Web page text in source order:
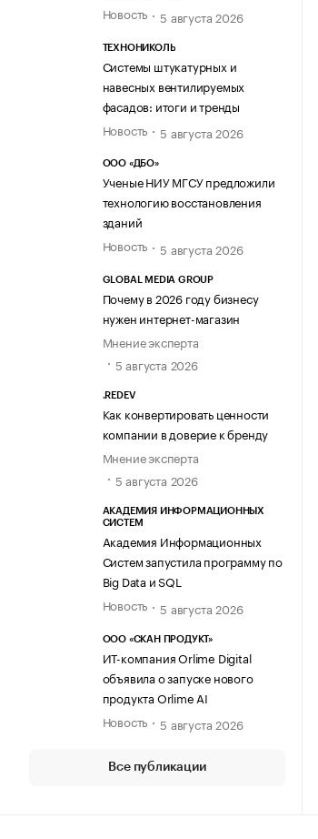
Новость
5 августа 2026
ТЕХНОНИКОЛЬ
Системы штукатурных и
навесных вентилируемых
фасадов: итоги и тренды
Новость
5 августа 2026
ООО «ДБО»
Ученые НИУ МГСУ предложили
технологию восстановления
зданий
Новость
5 августа 2026
GLOBAL MEDIA GROUP
Почему в 2026 году бизнесу
нужен интернет-магазин
Мнение эксперта
5 августа 2026
.REDEV
Как конвертировать ценности
компании в доверие к бренду
Мнение эксперта
5 августа 2026
АКАДЕМИЯ ИНФОРМАЦИОННЫХ
СИСТЕМ
Академия Информационных
Систем запустила программу по
Big Data и SQL
Новость
5 августа 2026
ООО «СКАН ПРОДУКТ»
ИТ-компания Orlime Digital
объявила о запуске нового
продукта Orlime AI
Новость
5 августа 2026
Все публикации